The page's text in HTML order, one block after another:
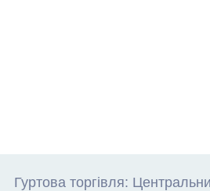
Гуртова торгівля: